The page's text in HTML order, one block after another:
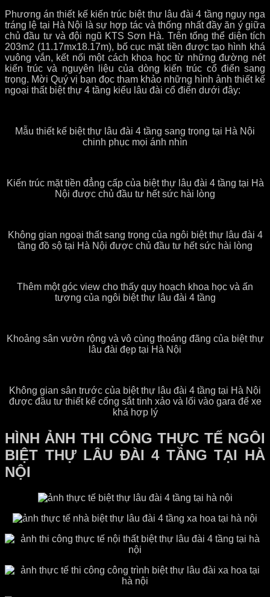
Phương án thiết kế kiến trúc biệt thư lâu đài 4 tầng nguy nga
tráng lệ tại Hà Nội là sự hợp tác và thống nhất đầy ăn ý giữa
chủ đầu tư và đội ngũ KTS Sơn Hà. Trên tổng thể diện tích
203m2 (11.17mx18.17m), bố cục mặt tiền được tạo hình khá
vuông vắn, kết nối một cách khoa học từ những đường nét
kiến trúc và nguyên liệu của dòng kiến trúc cổ điển sang
trọng. Mời Quý vị bạn đọc tham khảo những hình ảnh thiết kế
ngoại thất biệt thự 4 tầng kiểu lâu đài cổ điển dưới đây:
Mẫu thiết kế biệt thự lâu đài 4 tầng sang trọng tại Hà Nội
chinh phục mọi ánh nhìn
Kiến trúc mặt tiền đẳng cấp của biệt thự lâu đài 4 tầng tại Hà
Nội được chủ đầu tư hết sức hài lòng
Không gian ngoại thất sang trọng của ngôi biệt thự lâu đài 4
tầng đồ sộ tại Hà Nội được chủ đầu tư hết sức hài lòng
Thêm một góc view cho thấy quy hoạch khoa học và ấn
tượng của ngôi biệt thự lâu đài 4 tầng
Khoảng sân vườn rộng và vô cùng thoáng đãng của biệt thự
lâu đài đẹp tại Hà Nội
Không gian sân trước của biệt thự lâu đài 4 tầng tại Hà Nội
được đầu tư thiết kế cổng sắt tinh xảo và lối vào gara để xe
khá hợp lý
HÌNH ẢNH THI CÔNG THỰC TẾ NGÔI
BIỆT THỰ LÂU ĐÀI 4 TẦNG TẠI HÀ
NỘI